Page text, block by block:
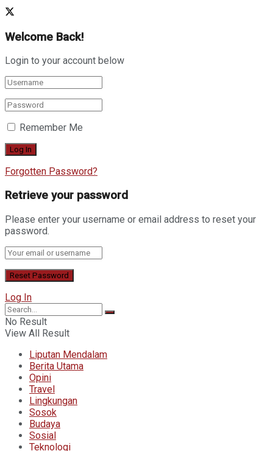
Welcome Back!
Login to your account below
Remember Me
Forgotten Password?
Retrieve your password
Please enter your username or email address to reset your
password.
Log In
No Result
View All Result
Liputan Mendalam
Berita Utama
Opini
Travel
Lingkungan
Sosok
Budaya
Sosial
Teknologi